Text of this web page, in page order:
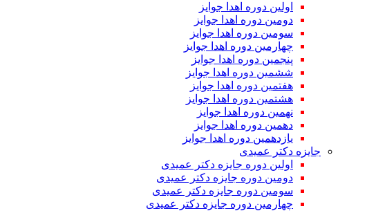
اولین دوره اهدا جوایز
دومین دوره اهدا جوایز
سومین دوره اهدا جوایز
چهارمین دوره اهدا جوایز
پنجمین دوره اهدا جوایز
ششمین دوره اهدا جوایز
هفتمین دوره اهدا جوایز
هشتمین دوره اهدا جوایز
نهمین دوره اهدا جوایز
دهمین دوره اهدا جوایز
یازدهمین دوره اهدا جوایز
جایزه دکتر عمیدی
اولین دوره جایزه دکتر عمیدی
دومین دوره جایزه دکتر عمیدی
سومین دوره جایزه دکتر عمیدی
چهارمین دوره جایزه دکتر عمیدی